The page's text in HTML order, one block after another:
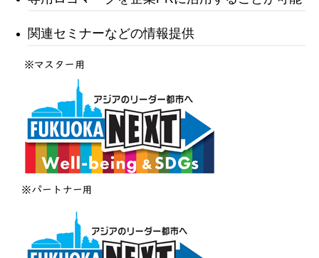
関連セミナーなどの情報提供